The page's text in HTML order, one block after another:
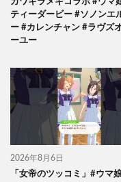
ティーダービー #ソノンエ
ー #カレンチャン #ラヴズ
ーユー
2026年8月6日
「女帝のツッコミ」#ウマ